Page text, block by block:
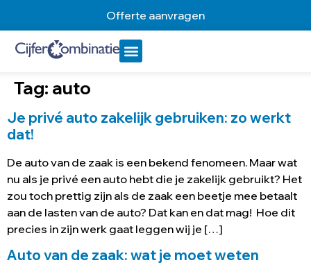
Offerte aanvragen
Tag: auto
Je privé auto zakelijk gebruiken: zo werkt
dat!
De auto van de zaak is een bekend fenomeen. Maar wat
nu als je privé een auto hebt die je zakelijk gebruikt? Het
zou toch prettig zijn als de zaak een beetje mee betaalt
aan de lasten van de auto? Dat kan en dat mag! Hoe dit
precies in zijn werk gaat leggen wij je […]
Auto van de zaak: wat je moet weten